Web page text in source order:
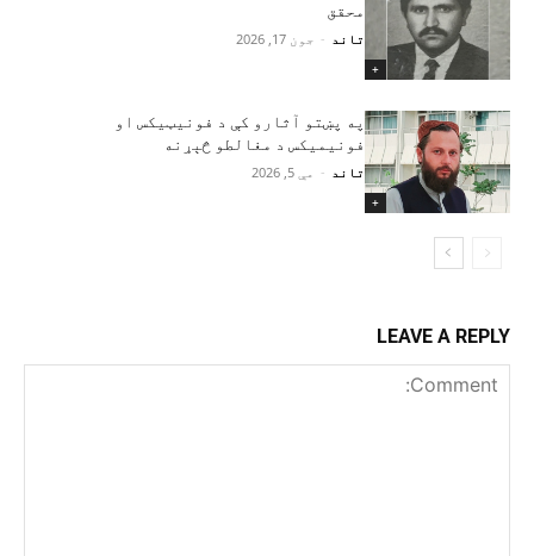
+
محقق
تاند - جون 17, 2026
+
په پښتو آثارو کې د فونیټیکس او
فونیمیکس د مغالطو څېړنه
تاند - مې 5, 2026
LEAVE A REPLY